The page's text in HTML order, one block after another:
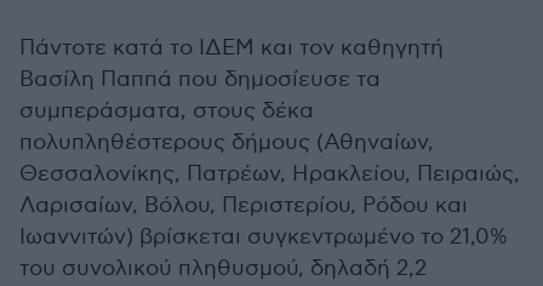
Πάντοτε κατά το ΙΔΕΜ και τον καθηγητή
Βασίλη Παππά που δημοσίευσε τα
συμπεράσματα, στους δέκα
πολυπληθέστερους δήμους (Αθηναίων,
Θεσσαλονίκης, Πατρέων, Ηρακλείου, Πειραιώς,
Λαρισαίων, Βόλου, Περιστερίου, Ρόδου και
Ιωαννιτών) βρίσκεται συγκεντρωμένο το 21,0%
του συνολικού πληθυσμού, δηλαδή 2,2